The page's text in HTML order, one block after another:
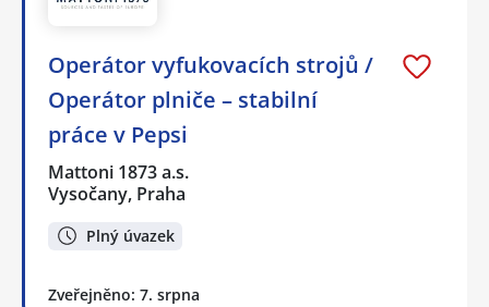
Operátor vyfukovacích strojů /
Operátor plniče – stabilní
práce v Pepsi
Mattoni 1873 a.s.
Vysočany, Praha
Plný úvazek
Zveřejněno: 7. srpna